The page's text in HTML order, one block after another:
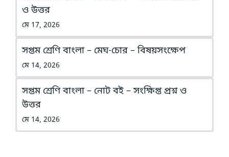
ও উত্তর
মে 17, 2026
সপ্তম শ্রেণি বাংলা – মেঘ-চোর – বিষয়সংক্ষেপ
মে 14, 2026
সপ্তম শ্রেণি বাংলা – নোট বই – সংক্ষিপ্ত প্রশ্ন ও
উত্তর
মে 14, 2026